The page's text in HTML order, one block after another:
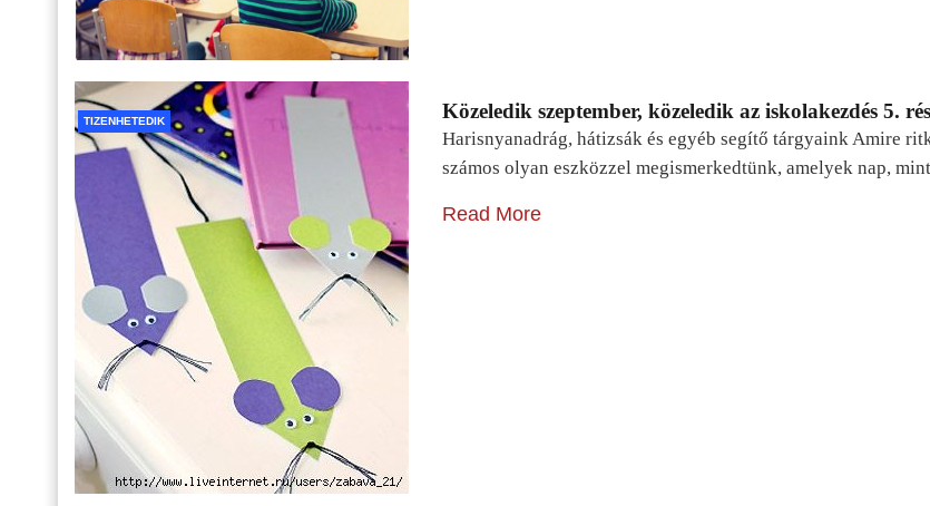
TIZENHETEDIK Közeledik szeptember, közeledik az iskolakezdés 5.
Harisnyanadrág, hátizsák és egyéb segítő tárgyaink Amire
számos olyan eszközzel megismerkedtünk, amelyek nap,
Read More